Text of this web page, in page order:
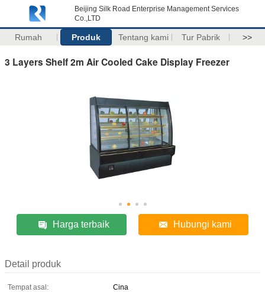
Beijing Silk Road Enterprise Management Services
Co.,LTD
Rumah Produk Tentang kami Tur Pabrik >>
3 Layers Shelf 2m Air Cooled Cake Display Freezer
Harga terbaik Hubungi kami
Detail produk
Tempat asal:
Cina